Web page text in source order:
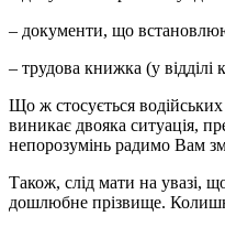
– документи, що
– трудова книжка (у відділі
Що ж стосується
виникає двояка ситуація,
непорозумінь радимо Вам
Також, слід мати на увазі,
дошлюбне прізвище.